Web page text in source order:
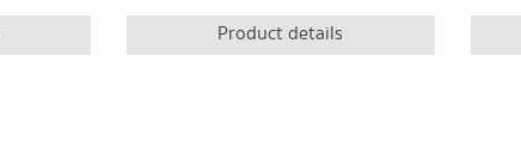
Product details